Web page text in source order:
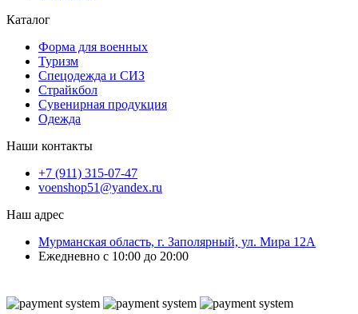
Каталог
Форма для военных
Туризм
Спецодежда и СИЗ
Страйкбол
Сувенирная продукция
Одежда
Наши контакты
+7 (911) 315-07-47
voenshop51@yandex.ru
Наш адрес
Мурманская область, г. Заполярный, ул. Мира 12А
Ежедневно с 10:00 до 20:00